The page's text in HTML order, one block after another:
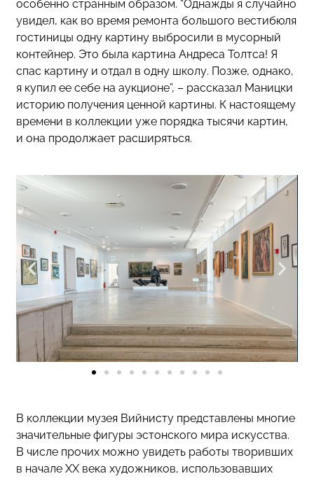
особенно странным образом. “Однажды я случайно
увидел, как во время ремонта большого вестибюля
гостиницы одну картину выбросили в мусорный
контейнер. Это была картина Андреса Толтса! Я
спас картину и отдал в одну школу. Позже, однако,
я купил ее себе на аукционе”, – рассказал Маницки
историю получения ценной картины. К настоящему
времени в коллекции уже порядка тысячи картин,
и она продолжает расширяться.
В коллекции музея Вийнисту представлены многие
значительные фигуры эстонского мира искусства.
В числе прочих можно увидеть работы творивших
в начале XX века художников, использовавших